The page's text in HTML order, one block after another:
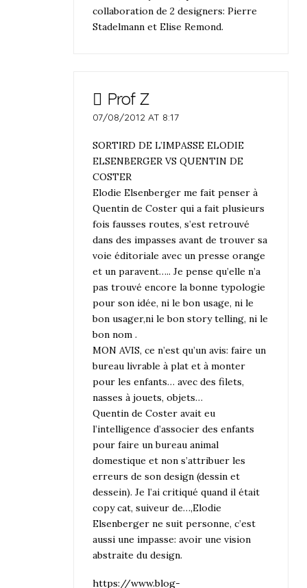
collaboration de 2 designers: Pierre
Stadelmann et Elise Remond.
Prof Z
07/08/2012 AT 8:17
SORTIRD DE L’IMPASSE ELODIE
ELSENBERGER VS QUENTIN DE
COSTER
Elodie Elsenberger me fait penser à
Quentin de Coster qui a fait plusieurs
fois fausses routes, s’est retrouvé
dans des impasses avant de trouver sa
voie éditoriale avec un presse orange
et un paravent….. Je pense qu’elle n’a
pas trouvé encore la bonne typologie
pour son idée, ni le bon usage, ni le
bon usager,ni le bon story telling, ni le
bon nom .
MON AVIS, ce n’est qu’un avis: faire un
bureau livrable à plat et à monter
pour les enfants… avec des filets,
nasses à jouets, objets…
Quentin de Coster avait eu
l’intelligence d’associer des enfants
pour faire un bureau animal
domestique et non s’attribuer les
erreurs de son design (dessin et
dessein). Je l’ai critiqué quand il était
copy cat, suiveur de…,Elodie
Elsenberger ne suit personne, c’est
aussi une impasse: avoir une vision
abstraite du design.
https://www.blog-